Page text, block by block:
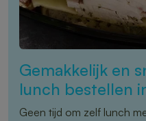
Gemakkelijk en
lunch bestellen
Geen tijd om zelf lunch